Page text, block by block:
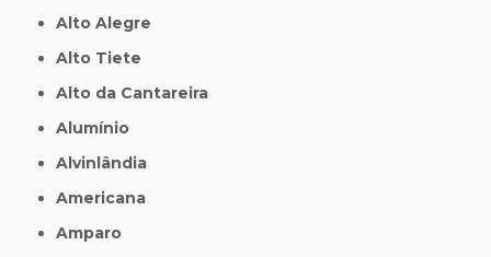
Alto Alegre
Alto Tiete
Alto da Cantareira
Alumínio
Alvinlândia
Americana
Amparo